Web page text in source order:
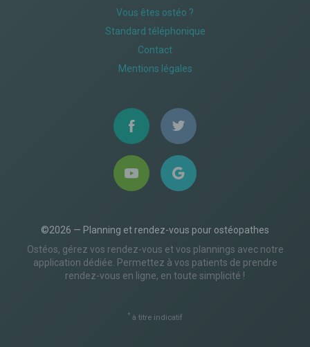
Vous êtes ostéo ?
Standard téléphonique
Contact
Mentions légales
©2026 — Planning et rendez-vous pour ostéopathes
Ostéos, gérez vos rendez-vous et vos plannings avec notre
application dédiée. Permettez à vos patients de prendre
rendez-vous en ligne, en toute simplicité !
*à titre indicatif